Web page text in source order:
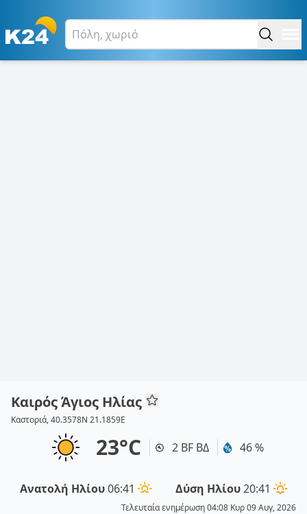
Καιρός Άγιος Ηλίας
Καστοριά, 40.3578N 21.1859E
23°C 2 BF ΒΔ 46 %
Ανατολή Ηλίου06:41 Δύση Ηλίου20:41
Τελευταία ενημέρωση 04:08 Κυρ 09 Αυγ, 2026